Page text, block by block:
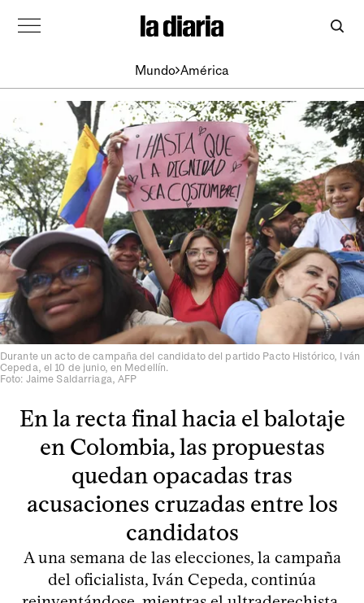
Mundo América
Durante un acto de campaña del candidato del partido Pacto Histórico, Iván
Cepeda, el 10 de junio, en Medellín.
Foto: Jaime Saldarriaga, AFP
En la recta final hacia el balotaje
en Colombia, las propuestas
quedan opacadas tras
acusaciones cruzadas entre los
candidatos
A una semana de las elecciones, la campaña
del oficialista, Iván Cepeda, continúa